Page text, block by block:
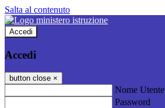
Salta al contenuto
Accedi
Accedi
button close ×
Nome Utente
Password